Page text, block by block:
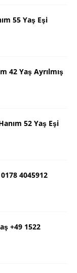
55 Yaş Eşi
42 Yaş Ayrılmış
52 Yaş Eşi
4045912
+49 1522